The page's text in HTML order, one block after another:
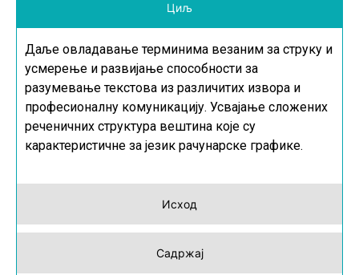
Циљ
Исход
Садржај
Даље овладавање терминима везаним за струку и
усмерење и развијање способности за
разумевање текстова из различитих извора и
професионалну комуникацију. Усвајање сложених
реченичних структура вештина које су
карактеристичне за језик рачунарске графике.